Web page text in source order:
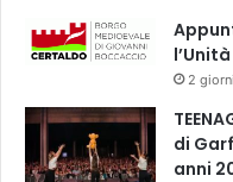
2
di
anni